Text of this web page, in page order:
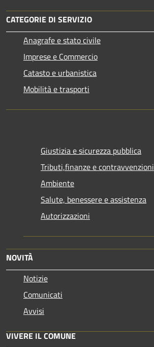
CATEGORIE DI SERVIZIO
Anagrafe e stato civile
Imprese e Commercio
Catasto e urbanistica
Mobilità e trasporti
Giustizia e sicurezza pubblica
Tributi,finanze e contravvenzioni
Ambiente
Salute, benessere e assistenza
Autorizzazioni
NOVITÀ
Notizie
Comunicati
Avvisi
VIVERE IL COMUNE